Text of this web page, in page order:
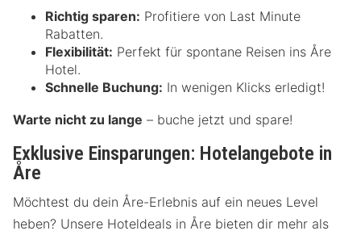
Richtig sparen: Profitiere von Last Minute
Rabatten.
Flexibilität: Perfekt für spontane Reisen ins Åre
Hotel.
Schnelle Buchung: In wenigen Klicks erledigt!
Warte nicht zu lange – buche jetzt und spare!
Exklusive Einsparungen: Hotelangebote in
Åre
Möchtest du dein Åre-Erlebnis auf ein neues Level
heben? Unsere Hoteldeals in Åre bieten dir mehr als